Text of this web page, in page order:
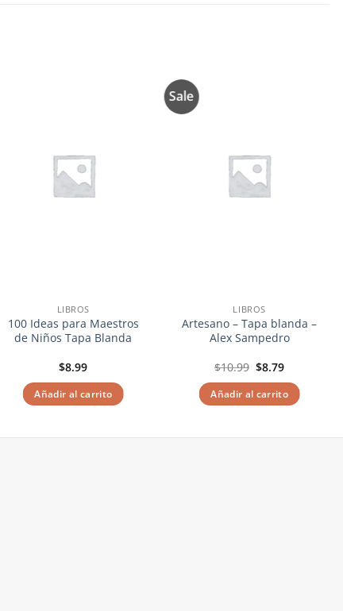
LIBROS
100 Ideas para Maestros
de Niños Tapa Blanda
$8.99
Añadir al carrito
Sale
LIBROS
Artesano – Tapa blanda –
Alex Sampedro
$10.99 El
original
era:
$8.79El
actual
es:
Añadir al carrito